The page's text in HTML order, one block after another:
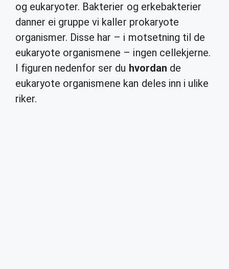
og eukaryoter. Bakterier og erkebakterier
danner ei gruppe vi kaller prokaryote
organismer. Disse har – i motsetning til de
eukaryote organismene – ingen cellekjerne.
I figuren nedenfor ser du hvordan de
eukaryote organismene kan deles inn i ulike
riker.